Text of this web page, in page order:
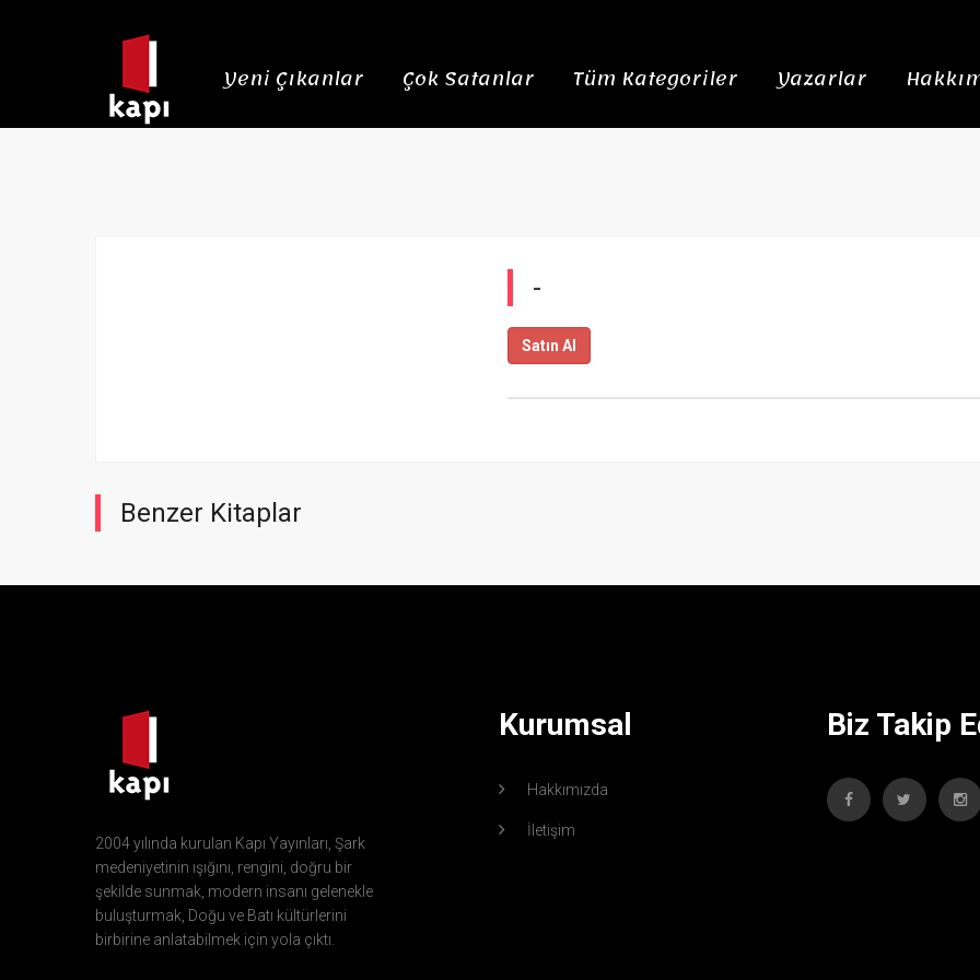
Yeni Çıkanlar Çok Satanlar Tüm Kategoriler Yazarlar
-
Satın Al
Benzer Kitaplar
2004 yılında kurulan Kapı Yayınları, Şark
medeniyetinin ışığını, rengini, doğru bir
şekilde sunmak, modern insanı gelenekle
buluşturmak, Doğu ve Batı kültürlerini
birbirine anlatabilmek için yola çıktı.
Kurumsal
Hakkımızda
İletişim
Biz Takip